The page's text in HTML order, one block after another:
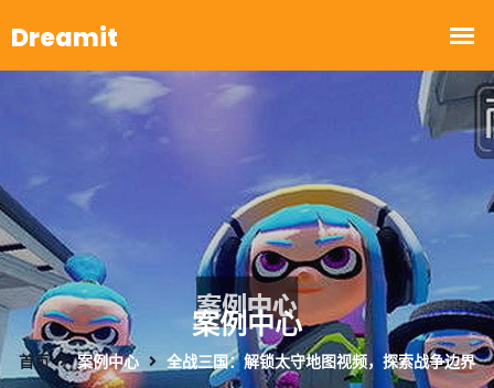
案例中心
首页 案例中心 全战三国：解锁太守地图视频，探索战争边界